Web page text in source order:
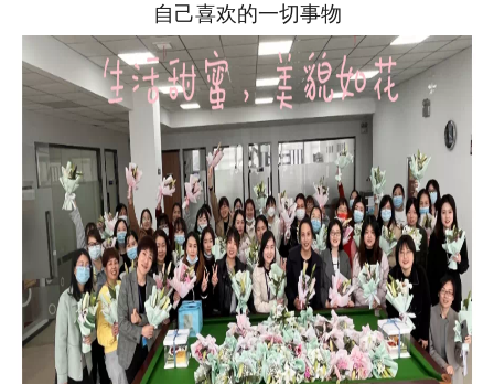
自己喜欢的一切事物